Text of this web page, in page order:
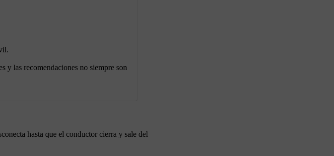
y las recomendaciones no siempre son
hasta que el conductor cierra y sale del